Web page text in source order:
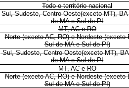
Todo o território nacional
Sul, Sudeste, Centro-Oeste(exceto MT),
do MA e Sul do PI
MT, AC e RO
Norte (exceto AC, RO) e Nordeste (exceto
Sul do MA e Sul do PI)
Sul, Sudeste, Centro-Oeste(exceto MT),
do MA e Sul do PI
MT, AC e RO
Norte (exceto AC, RO) e Nordeste (exceto
Sul do MA e Sul do PI)